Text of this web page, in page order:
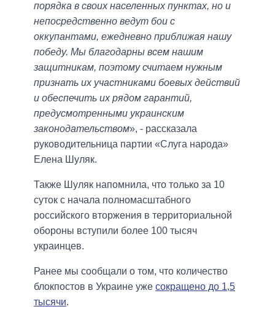
порядка в своих населенных пунктах, но и
непосредственно ведут бои с
оккупантами, ежедневно приближая нашу
победу. Мы благодарны всем нашим
защитникам, поэтому считаем нужным
признать их участниками боевых действий
и обеспечить их рядом гарантий,
предусмотренными украинским
законодательством», - рассказала
руководительница партии «Слуга народа»
Елена Шуляк.
Также Шуляк напомнила, что только за 10
суток с начала полномасштабного
российского вторжения в территориальной
обороны вступили более 100 тысяч
украинцев.
Ранее мы сообщали о том, что количество
блокпостов в Украине уже сокращено до 1,5
тысячи.